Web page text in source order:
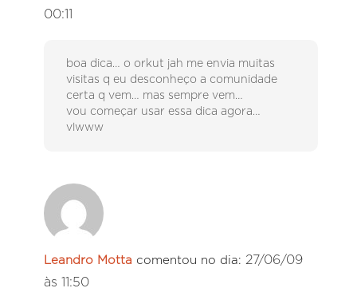
00:11
boa dica… o orkut jah me envia muitas
visitas q eu desconheço a comunidade
certa q vem… mas sempre vem…
vou começar usar essa dica agora…
vlwww
Leandro Motta comentou no dia: 27/06/09
às 11:50